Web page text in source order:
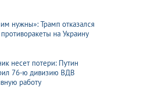
нужны»: Трамп отказался
противоракеты на Украину
несет потери: Путин
76-ю дивизию ВДВ
работу